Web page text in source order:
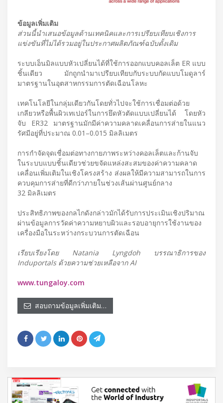
ข้อมูลเพิ่มเติม
ส่วนนี้นำเสนอข้อมูลด้านเทคนิคและการเปรียบเทียบเชิงการ
แข่งขันที่ไม่ได้รวมอยู่ในประกาศผลิตภัณฑ์ฉบับดั้งเดิม
ระบบเอ็นมิลแบบหัวเปลี่ยนได้ที่ใช้การออกแบบคอลเล็ต ER แบบ
ชิ้นเดียว มักถูกนำมาเปรียบเทียบกับระบบกัดแบบโมดูลาร์
มาตรฐานในอุตสาหกรรมการตัดเฉือนโลหะ
เทคโนโลยีในกลุ่มเดียวกันโดยทั่วไปจะใช้การเชื่อมต่อด้วย
เกลียวหรือพื้นผิวเทเปอร์ในการยึดหัวตัดแบบเปลี่ยนได้ โดยหัว
จับ ER32 มาตรฐานมักมีค่าความคลาดเคลื่อนการส่ายในแนว
รัศมีอยู่ที่ประมาณ 0.01–0.015 มิลลิเมตร
การกำจัดจุดเชื่อมต่อทางกายภาพระหว่างคอลเล็ตและก้านจับ
ในระบบแบบชิ้นเดียวช่วยขจัดแหล่งสะสมของค่าความคลาด
เคลื่อนเพิ่มเติมในเชิงโครงสร้าง ส่งผลให้มีความสามารถในการ
ควบคุมการส่ายที่ดีกว่าภายในช่วงเส้นผ่านศูนย์กลาง
32 มิลลิเมตร
ประสิทธิภาพของกลไกดังกล่าวมักได้รับการประเมินเชิงปริมาณ
ผ่านข้อมูลการวัดค่าความหยาบผิวและรอบอายุการใช้งานของ
เครื่องมือในระหว่างกระบวนการตัดเฉือน
เรียบเรียงโดย Natania Lyngdoh บรรณาธิการของ
Induportals ด้วยความช่วยเหลือจาก AI
www.tungaloy.com
สอบถามข้อมูลเพิ่มเติม…